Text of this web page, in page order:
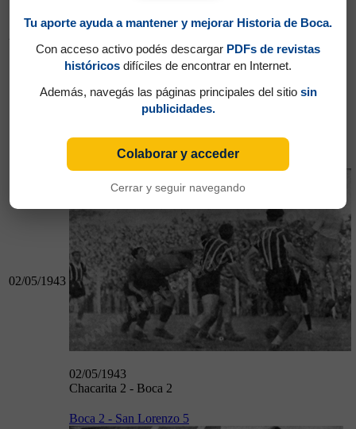
02/05/1943
Chacarita 2 - Boca 2
02/05/1943
Chacarita 2 - Boca 2
Boca 2 - San Lorenzo 5
Tu aporte ayuda a mantener y mejorar Historia de Boca.
Con acceso activo podés descargar PDFs de revistas
históricos difíciles de encontrar en Internet.
Además, navegás las páginas principales del sitio sin
publicidades.
Colaborar y acceder
Cerrar y seguir navegando